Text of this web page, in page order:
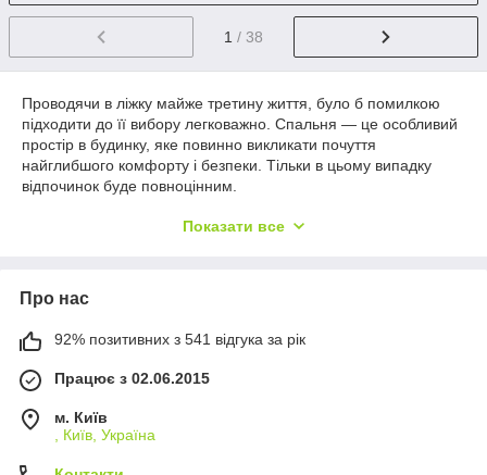
1 / 38
Проводячи в ліжку майже третину життя, було б помилкою
підходити до її вибору легковажно. Спальня — це особливий
простір в будинку, яке повинно викликати почуття
найглибшого комфорту і безпеки. Тільки в цьому випадку
відпочинок буде повноцінним.
матраца
В даному розділі каталогу «12 стільців» ми зібрали для вас
широкий асортимент ліжок різних виробників: AUREL, Gerbor,
Світ Меблів, Сокме, Меблі-Сервіс, Комфорт-меблі, Фенікс,
Компаніт, ВМВ Холдинг, BRW, Come-For. Все це — якісна,
зручна меблі, зроблена з дерева і інших матеріалів. У нашому
каталозі представлені:
Показати все
Про нас
92% позитивних з 541 відгука за рік
Працює з 02.06.2015
м. Київ
, Київ, Україна